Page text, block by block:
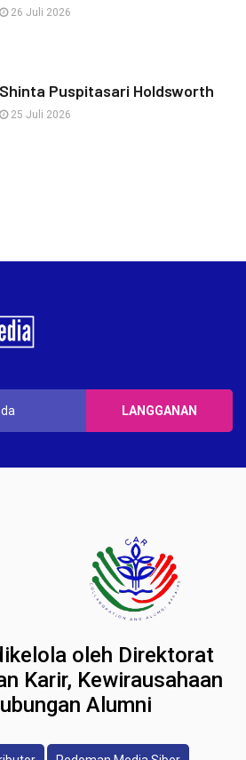
26 Juli 2026
Shinta Puspitasari Holdsworth
25 Juli 2026
oleh Direktorat
Karir, Kewirausahaan
Alumni